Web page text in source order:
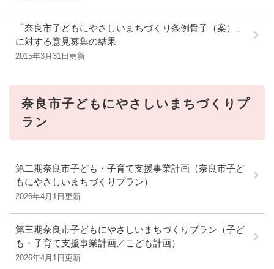
「奈良市子どもにやさしいまちづくり条例骨子（案）」
に対する意見募集の結果
2015年3月31日更新
奈良市子どもにやさしいまちづくりプ
ラン
第二期奈良市子ども・子育て支援事業計画（奈良市子ど
もにやさしいまちづくりプラン）
2026年4月1日更新
第三期奈良市子どもにやさしいまちづくりプラン（子ど
も・子育て支援事業計画／こども計画）
2026年4月1日更新